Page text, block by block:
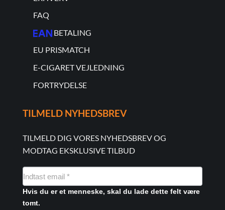
FAQ
BETALING
EU PRISMATCH
E-CIGARET VEJLEDNING
FORTRYDELSE
TILMELD NYHEDSBREV
TILMELD DIG VORES NYHEDSBREV OG
MODTAG EKSKLUSIVE TILBUD
NYHEDSMAIL
FORMULAR
Hvis du er et menneske, skal du lade dette felt være
tomt.